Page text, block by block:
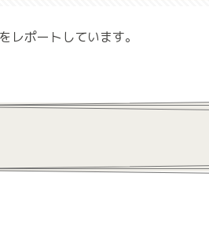
ポートしています。